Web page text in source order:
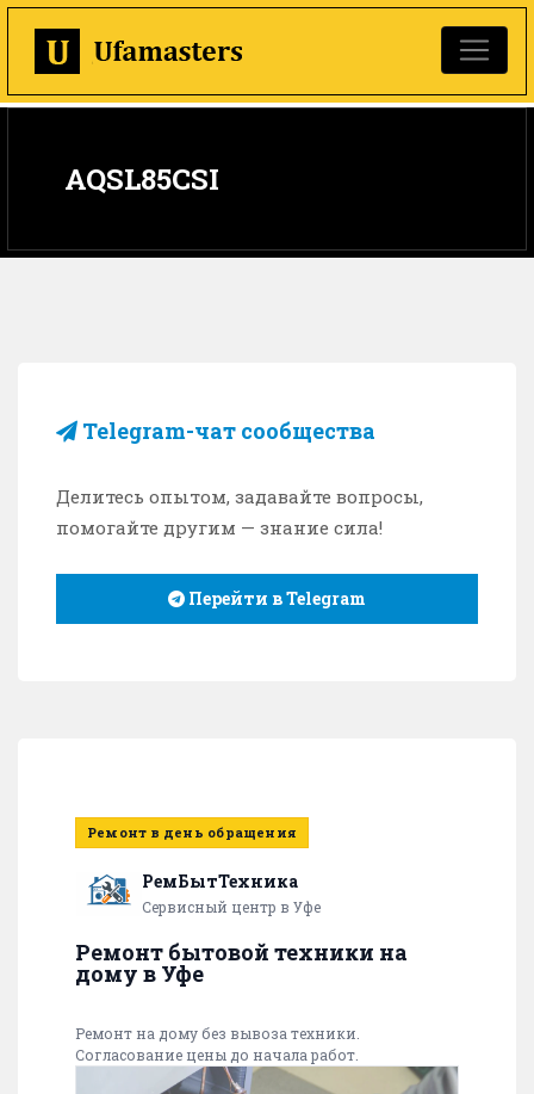
AQSL85CSI
Telegram-чат сообщества
Делитесь опытом, задавайте вопросы,
помогайте другим — знание сила!
Перейти в Telegram
Ремонт в день обращения
РемБытТехника
Сервисный центр в Уфе
Ремонт бытовой техники на
дому в Уфе
Ремонт на дому без вывоза техники.
Согласование цены до начала работ.